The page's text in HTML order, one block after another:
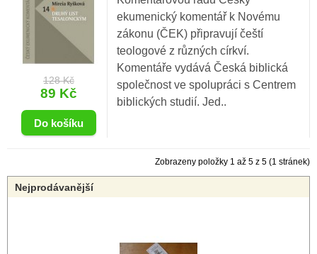
128 Kč
89 Kč
ekumenický komentář k Novému
zákonu (ČEK) připravují čeští
teologové z různých církví.
Komentáře vydává Česká biblická
společnost ve spolupráci s Centrem
biblických studií. Jed..
Zobrazeny položky 1 až 5 z 5 (1 stránek)
Nejprodávanější